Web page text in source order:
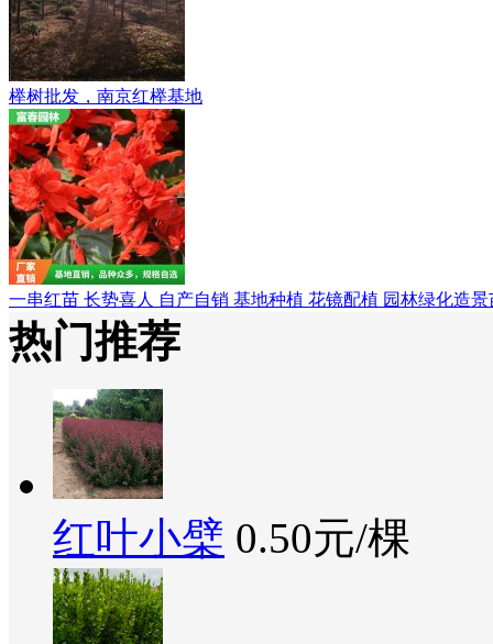
榉树批发，南京红榉基地
一串红苗 长势喜人 自产自销 基地种植 花镜配植 园林绿化造景
热门推荐
红叶小檗 0.50元/棵